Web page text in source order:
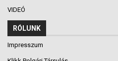
VIDEÓ
RÓLUNK
Impresszum